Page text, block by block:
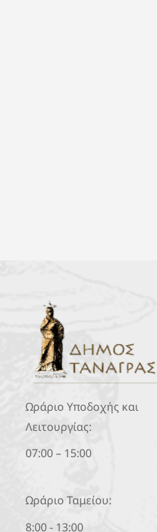
Ωράριο Υποδοχής και
Λειτουργίας:
07:00 – 15:00
Ωράριο Ταμείου:
8:00 - 13:00